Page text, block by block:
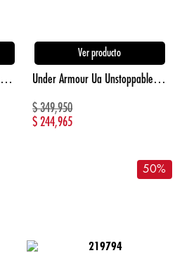
UA Rock Terry Gym Top Camiseta Manga Corta azul de hombre para entrenamiento
Ver producto
Under Armour Ua Unstoppable Flc Shorts Pantalonetas Negro De Hombre Para Entrenamiento
$349,950
$244,965
50%